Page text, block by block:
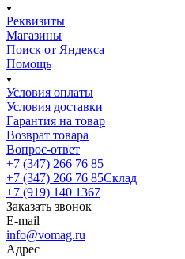
Реквизиты
Магазины
Поиск от Яндекса
Помощь
Условия оплаты
Условия доставки
Гарантия на товар
Возврат товара
Вопрос-ответ
+7 (347) 266 76 85
+7 (347) 266 76 85Склад
+7 (919) 140 1367
Заказать звонок
E-mail
info@vomag.ru
Адрес